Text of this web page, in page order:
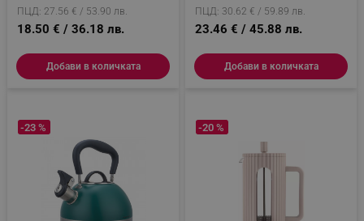
ПЦД: 27.56 € / 53.90 лв.
18.50 € / 36.18 лв.
Добави в количката
ПЦД: 30.62 € / 59.89 лв.
23.46 € / 45.88 лв.
Добави в количката
-23 % -20 %